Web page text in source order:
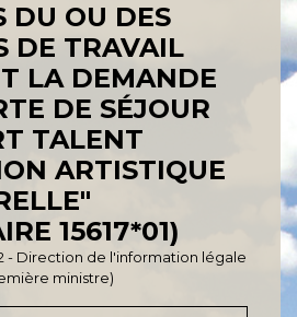
DU OU DES
DE TRAVAIL
LA DEMANDE
DE SÉJOUR
TALENT
ARTISTIQUE
15617*01)
- Direction de l'information légale
ministre)